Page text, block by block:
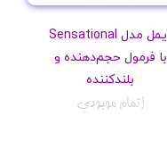
ریمل مدل Sensational
با فرمول حجم‌دهنده و
بلندکننده
اتمام موجودی